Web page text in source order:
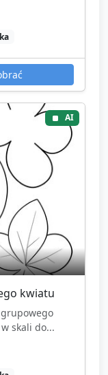
AI
kwiatu
grupowego
skali do...